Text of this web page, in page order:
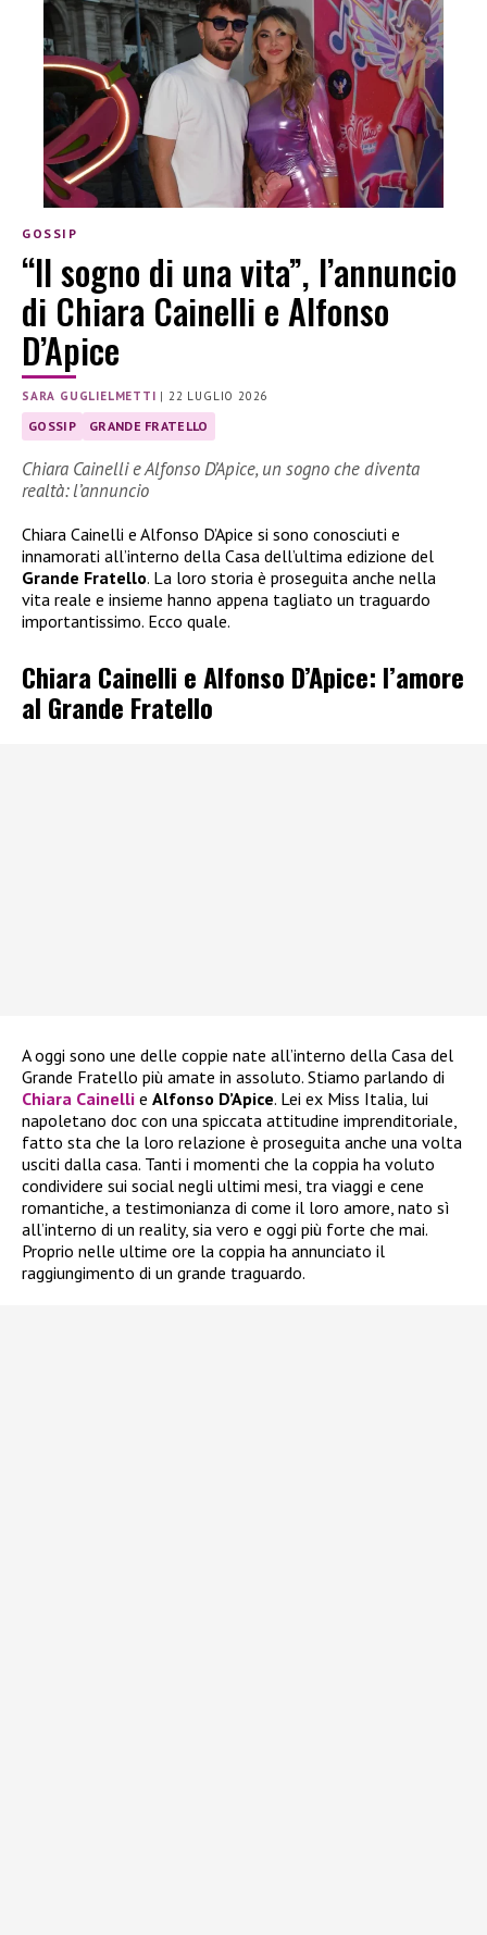
GOSSIP
“Il sogno di una vita”, l’annuncio
di Chiara Cainelli e Alfonso
D’Apice
SARA GUGLIELMETTI | 22 LUGLIO 2026
GOSSIP GRANDE FRATELLO
Chiara Cainelli e Alfonso D’Apice, un sogno che diventa
realtà: l’annuncio
Chiara Cainelli e Alfonso D’Apice si sono conosciuti e
innamorati all’interno della Casa dell’ultima edizione del
Grande Fratello. La loro storia è proseguita anche nella
vita reale e insieme hanno appena tagliato un traguardo
importantissimo. Ecco quale.
Chiara Cainelli e Alfonso D’Apice: l’amore
al Grande Fratello
A oggi sono une delle coppie nate all’interno della Casa del
Grande Fratello più amate in assoluto. Stiamo parlando di
Chiara Cainelli e Alfonso D’Apice. Lei ex Miss Italia, lui
napoletano doc con una spiccata attitudine imprenditoriale,
fatto sta che la loro relazione è proseguita anche una volta
usciti dalla casa. Tanti i momenti che la coppia ha voluto
condividere sui social negli ultimi mesi, tra viaggi e cene
romantiche, a testimonianza di come il loro amore, nato sì
all’interno di un reality, sia vero e oggi più forte che mai.
Proprio nelle ultime ore la coppia ha annunciato il
raggiungimento di un grande traguardo.